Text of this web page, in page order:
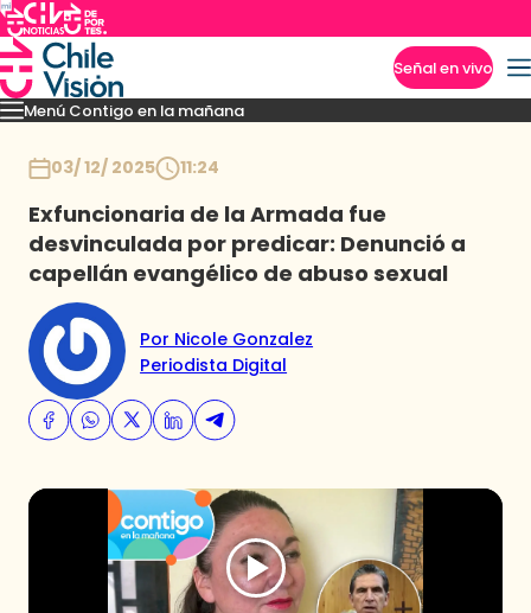
Señal en vivo
Menú Contigo en la mañana
MomentosReportajesDenunciasPolicialPolíticaEspectáculo
03/ 12/ 2025 11:24
Exfuncionaria de la Armada fue
desvinculada por predicar: Denunció a
capellán evangélico de abuso sexual
Por Nicole Gonzalez
Periodista Digital
Imperdibles
Programas
Club De La Comedia